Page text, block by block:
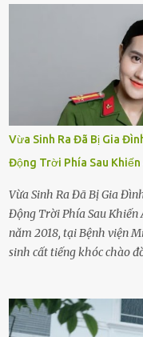
Vừa Sinh Ra Đã Bị Gia
Động Trời Phía Sau Khiến
Vừa Sinh Ra Đã Bị Gia
Động Trời Phía Sau Khiến
năm 2018, tại Bệnh viện
sinh cất tiếng khóc chào
hảo, địa vị cao sang của
Tùng, một doanh nhân